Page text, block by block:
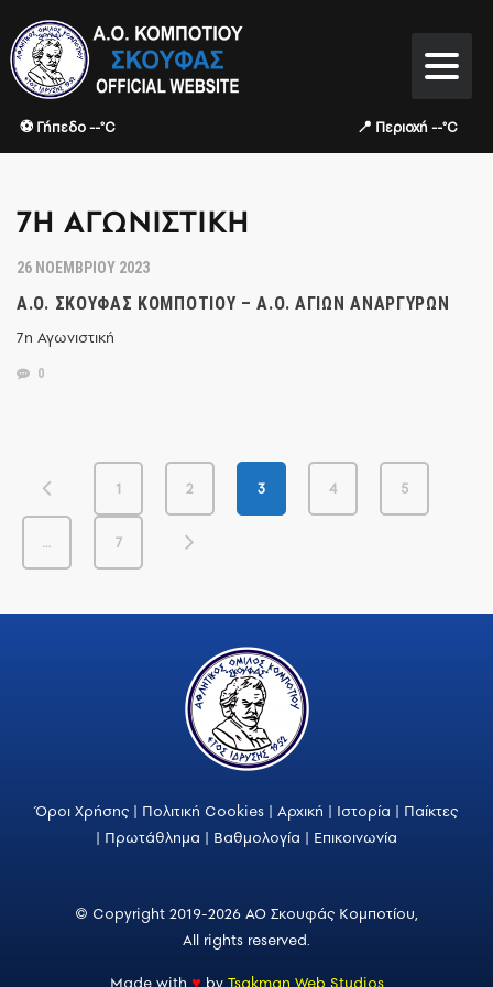
⚽ Γήπεδο --°C 📍 Περιοχή --°C
7Η ΑΓΩΝΙΣΤΙΚΉ
26 ΝΟΕΜΒΡΊΟΥ 2023
Α.Ο. ΣΚΟΥΦΆΣ ΚΟΜΠΟΤΊΟΥ – Α.Ο. ΑΓΊΩΝ ΑΝΑΡΓΎΡΩΝ
7η Αγωνιστική
0
1 2 3 4 5
… 7
Όροι Χρήσης | Πολιτική Cookies | Αρχική | Ιστορία | Παίκτες
| Πρωτάθλημα | Βαθμολογία | Επικοινωνία
© Copyright 2019-2026 ΑΟ Σκουφάς Κομποτίου,
All rights reserved.